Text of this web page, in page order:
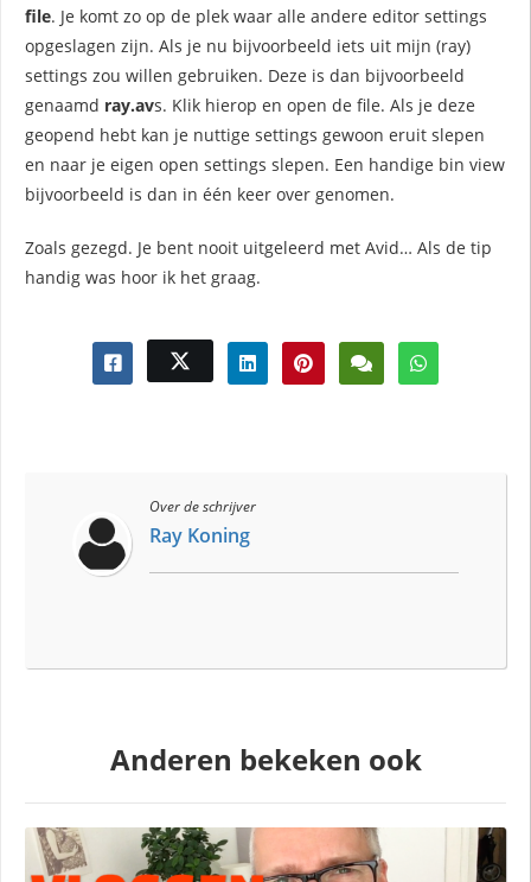
file. Je komt zo op de plek waar alle andere editor settings
opgeslagen zijn. Als je nu bijvoorbeeld iets uit mijn (ray)
settings zou willen gebruiken. Deze is dan bijvoorbeeld
genaamd ray.avs. Klik hierop en open de file. Als je deze
geopend hebt kan je nuttige settings gewoon eruit slepen
en naar je eigen open settings slepen. Een handige bin view
bijvoorbeeld is dan in één keer over genomen.
Zoals gezegd. Je bent nooit uitgeleerd met Avid… Als de tip
handig was hoor ik het graag.
Over de schrijver
Ray Koning
Anderen bekeken ook